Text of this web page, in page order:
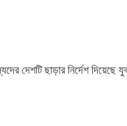
দেশটি ছাড়ার নির্দেশ